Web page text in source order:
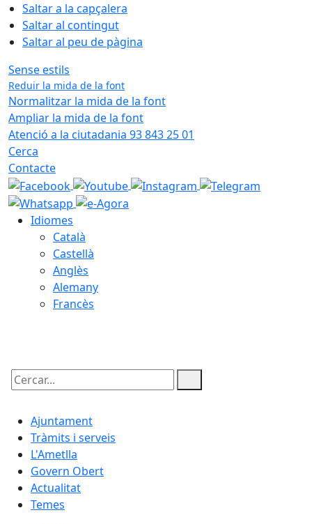
Saltar a la capçalera
Saltar al contingut
Saltar al peu de pàgina
Sense estils
Reduir la mida de la font
Normalitzar la mida de la font
Ampliar la mida de la font
Atenció a la ciutadania 93 843 25 01
Cerca
Contacte
Idiomes
Català
Castellà
Anglès
Alemany
Francès
Cercar:
Ajuntament
Tràmits i serveis
L'Ametlla
Govern Obert
Actualitat
Temes